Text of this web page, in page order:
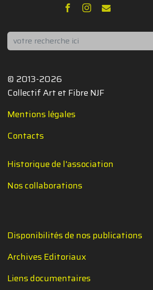
Rechercher
© 2013-2026
Collectif Art et Fibre NJF
Mentions légales
Contacts
Historique de l'association
Nos collaborations
Disponibilités de nos publications
Archives Editoriaux
Liens documentaires